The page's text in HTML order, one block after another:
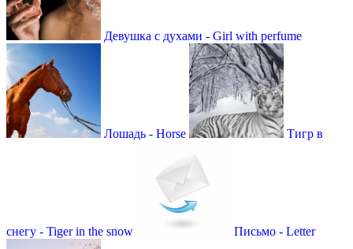
Девушка с духами - Girl with perfume
Лошадь - Horse Тигр в
снегу - Tiger in the snow Письмо - Letter